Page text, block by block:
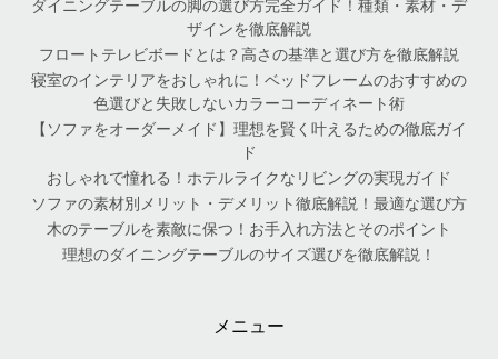
ダイニングテーブルの脚の選び方完全ガイド！種類・素材・デ
ザインを徹底解説
フロートテレビボードとは？高さの基準と選び方を徹底解説
寝室のインテリアをおしゃれに！ベッドフレームのおすすめの
色選びと失敗しないカラーコーディネート術
【ソファをオーダーメイド】理想を賢く叶えるための徹底ガイ
ド
おしゃれで憧れる！ホテルライクなリビングの実現ガイド
ソファの素材別メリット・デメリット徹底解説！最適な選び方
木のテーブルを素敵に保つ！お手入れ方法とそのポイント
理想のダイニングテーブルのサイズ選びを徹底解説！
メニュー